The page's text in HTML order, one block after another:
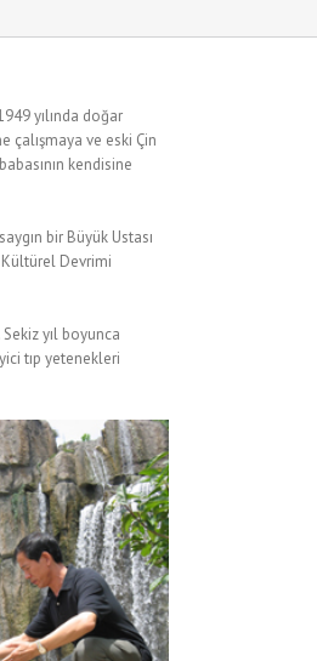
yılında doğar
çalışmaya ve eski Çin
kendisine
bir Büyük Ustası
Devrimi
yıl boyunca
tıp yetenekleri